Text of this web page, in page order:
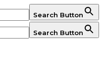
Search Button
Search Button